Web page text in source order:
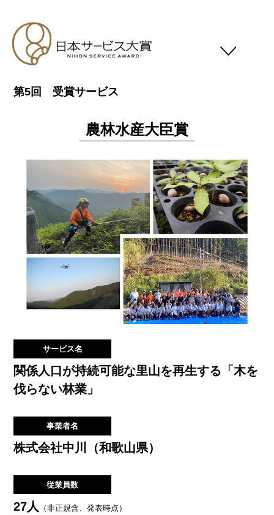
日本サービス大賞について
スケジュール
審査基準
受賞一覧
第5回 受賞サービス
農林水産大臣賞
サービス名
関係人口が持続可能な里山を再生する「木を
伐らない林業」
事業者名
株式会社中川（和歌山県）
従業員数
27人 （非正規含、発表時点）